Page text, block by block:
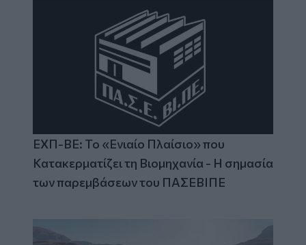
ΕΧΠ-ΒΕ: Το «Ενιαίο Πλαίσιο» που
Κατακερματίζει τη Βιομηχανία - Η σημασία
των παρεμβάσεων του ΠΑΣΕΒΙΠΕ